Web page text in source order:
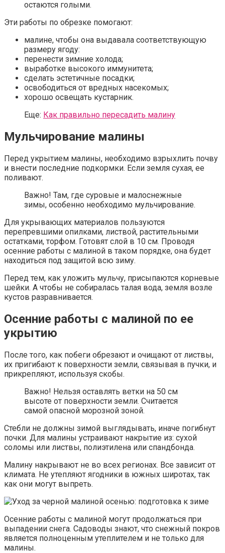
остаются голыми.
Эти работы по обрезке помогают:
малине, чтобы она выдавала соответствующую
размеру ягоду:
перенести зимние холода;
выработке высокого иммунитета;
сделать эстетичные посадки;
освободиться от вредных насекомых;
хорошо освещать кустарник.
Еще: Как правильно пересадить малину
Мульчирование малины
Перед укрытием малины, необходимо взрыхлить почву
и внести последние подкормки. Если земля сухая, ее
поливают.
Важно! Там, где суровые и малоснежные
зимы, особенно необходимо мульчирование.
Для укрывающих материалов пользуются
перепревшими опилками, листвой, растительными
остатками, торфом. Готовят слой в 10 см. Проводя
осенние работы с малиной в таком порядке, она будет
находиться под защитой всю зиму.
Перед тем, как уложить мульчу, присыпаются корневые
шейки. А чтобы не собиралась талая вода, земля возле
кустов разравнивается.
Осенние работы с малиной по ее
укрытию
После того, как побеги обрезают и очищают от листвы,
их пригибают к поверхности земли, связывая в пучки, и
прикрепляют, используя скобы.
Важно! Нельзя оставлять ветки на 50 см
высоте от поверхности земли. Считается
самой опасной морозной зоной.
Стебли не должны зимой выглядывать, иначе погибнут
почки. Для малины устраивают накрытие из: сухой
соломы или листвы, полиэтилена или спандбонда.
Малину накрывают не во всех регионах. Все зависит от
климата. Не утепляют ягодники в южных широтах, так
как они могут выпреть.
Осенние работы с малиной могут продолжаться при
выпадении снега. Садоводы знают, что снежный покров
является полноценным утеплителем и не только для
малины.